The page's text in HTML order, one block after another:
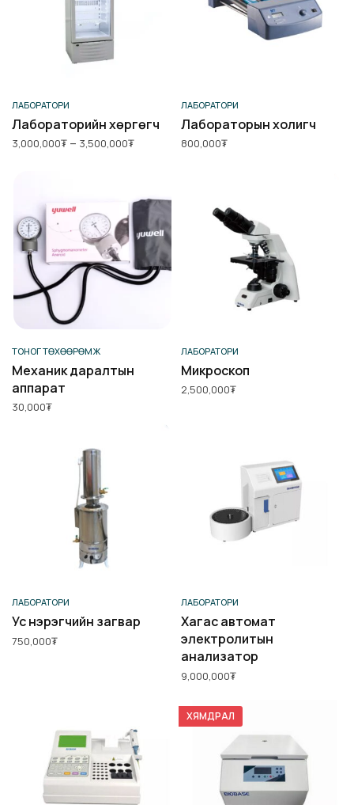
Сонголт хийх
ЛАБОРАТОРИ
Лабораторийн хөргөгч
3,000,000₮ – 3,500,000₮Price
Сагсанд нэмэх
ЛАБОРАТОРИ
Лабораторын холигч
800,000₮
Сагсанд нэмэх
ТОНОГ ТӨХӨӨРӨМЖ
Механик даралтын
аппарат
30,000₮
Сагсанд нэмэх
ЛАБОРАТОРИ
Микроскоп
2,500,000₮
Сагсанд нэмэх
ЛАБОРАТОРИ
Ус нэрэгчийн загвар
750,000₮
Сагсанд нэмэх
ЛАБОРАТОРИ
Хагас автомат
электролитын
анализатор
9,000,000₮
ХЯМДРАЛ